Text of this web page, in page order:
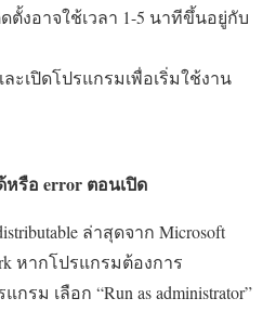
ตั้งอาจใช้เวลา 1-5 นาทีขึ้นอยู่กับ
ละเปิดโปรแกรมเพื่อเริ่มใช้งาน
รือ error ตอนเปิด
ล่าสุดจาก Microsoft
หากโปรแกรมต้องการ
รม เลือก “Run as administrator”